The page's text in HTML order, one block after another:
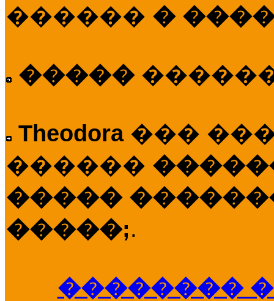
������ �
�����
Theodora ���
������
�����
�����;.
��������